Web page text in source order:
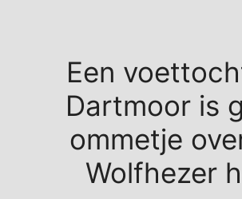
Een
Dartmoor is
ommetje
Wolfhezer